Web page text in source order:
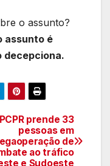
o assunto?
assunto é
decepciona.
PCPR prende 33
pessoas em
de
ao tráfico
e Sudoeste